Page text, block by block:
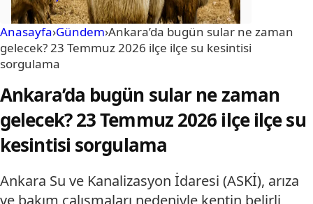
Anasayfa›Gündem›Ankara’da bugün sular ne zaman
gelecek? 23 Temmuz 2026 ilçe ilçe su kesintisi
sorgulama
Ankara’da bugün sular ne zaman
gelecek? 23 Temmuz 2026 ilçe ilçe su
kesintisi sorgulama
Ankara Su ve Kanalizasyon İdaresi (ASKİ), arıza
ve bakım çalışmaları nedeniyle kentin belirli